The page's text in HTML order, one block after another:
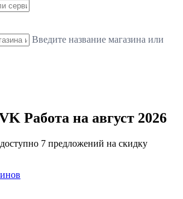
Введите название магазина или
Работа на август 2026
7 предложений на скидку